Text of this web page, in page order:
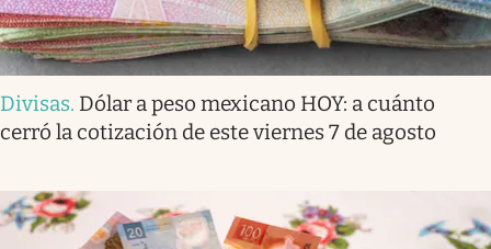
Divisas. Dólar a peso mexicano HOY: a cuánto
cerró la cotización de este viernes 7 de agosto